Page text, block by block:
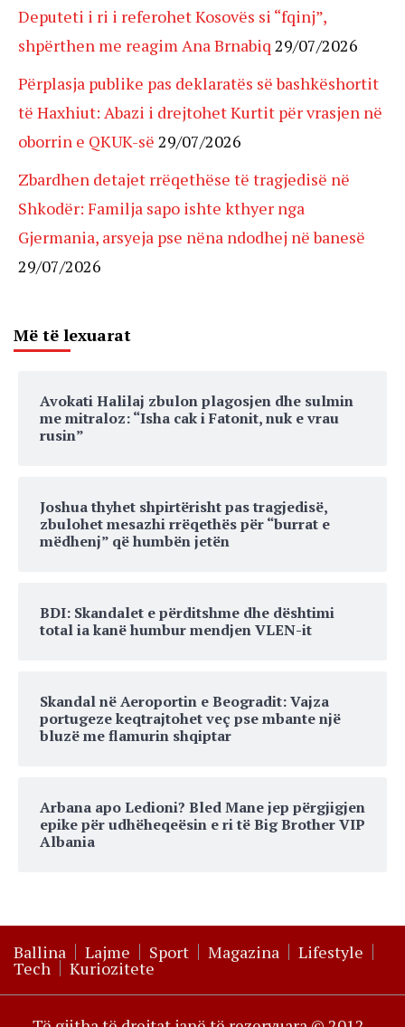
Deputeti i ri i referohet Kosovës si “fqinj”,
shpërthen me reagim Ana Brnabiq 29/07/2026
Përplasja publike pas deklaratës së bashkëshortit
të Haxhiut: Abazi i drejtohet Kurtit për vrasjen në
oborrin e QKUK-së 29/07/2026
Zbardhen detajet rrëqethëse të tragjedisë në
Shkodër: Familja sapo ishte kthyer nga
Gjermania, arsyeja pse nëna ndodhej në banesë
29/07/2026
Më të lexuarat
Avokati Halilaj zbulon plagosjen dhe sulmin
me mitraloz: “Isha cak i Fatonit, nuk e vrau
rusin”
Joshua thyhet shpirtërisht pas tragjedisë,
zbulohet mesazhi rrëqethës për “burrat e
mëdhenj” që humbën jetën
BDI: Skandalet e përditshme dhe dështimi
total ia kanë humbur mendjen VLEN-it
Skandal në Aeroportin e Beogradit: Vajza
portugeze keqtrajtohet veç pse mbante një
bluzë me flamurin shqiptar
Arbana apo Ledioni? Bled Mane jep përgjigjen
epike për udhëheqeësin e ri të Big Brother VIP
Albania
Ballina Lajme Sport Magazina Lifestyle
Tech Kuriozitete